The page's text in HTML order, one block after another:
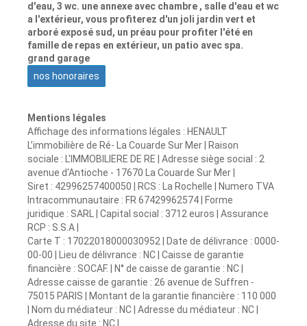
d'eau, 3 wc. une annexe avec chambre , salle d'eau et wc
a l'extérieur, vous profiterez d'un joli jardin vert et
arboré exposé sud, un préau pour profiter l'été en
famille de repas en extérieur, un patio avec spa.
grand garage
nos honoraires
Mentions légales
Affichage des informations légales : HENAULT
L’immobilière de Ré- La Couarde Sur Mer | Raison
sociale : L'IMMOBILIERE DE RE | Adresse siège social : 2
avenue d'Antioche - 17670 La Couarde Sur Mer |
Siret : 42996257400050 | RCS : La Rochelle | Numero TVA
Intracommunautaire : FR 67429962574 | Forme
juridique : SARL | Capital social : 3712 euros | Assurance
RCP : S.S.A |
Carte T : 17022018000030952 | Date de délivrance : 0000-
00-00 | Lieu de délivrance : NC | Caisse de garantie
financière : SOCAF. | N° de caisse de garantie : NC |
Adresse caisse de garantie : 26 avenue de Suffren -
75015 PARIS | Montant de la garantie financière : 110 000
| Nom du médiateur : NC | Adresse du médiateur : NC |
Adresse du site : NC |